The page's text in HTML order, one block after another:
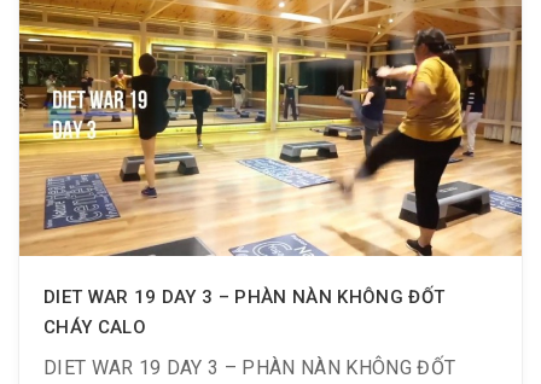
DIET WAR 19 DAY 3 – PHÀN NÀN KHÔNG ĐỐT
CHÁY CALO
DIET WAR 19 DAY 3 – PHÀN NÀN KHÔNG ĐỐT